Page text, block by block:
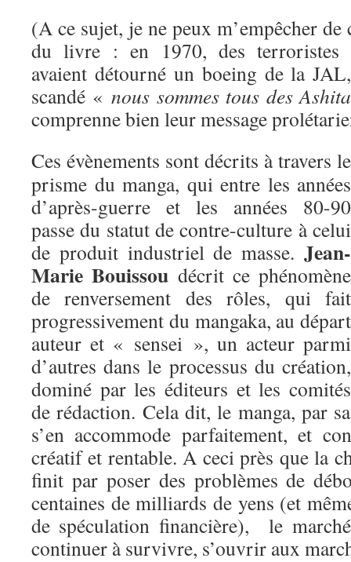
(A ce sujet, je ne peux m’empêcher de
du livre : en 1970, des terroristes
avaient détourné un boeing de la
scandé «nous sommes tous des
comprenne bien leur message
Ces évènements sont décrits à travers le
prisme du manga, qui entre les années
d’après-guerre et les années 80-90
passe du statut de contre-culture à celui
de produit industriel de masse. Jean-
Marie Bouissou décrit ce phénomène
de renversement des rôles, qui fait
progressivement du mangaka, au départ
auteur et « sensei », un acteur parmi
d’autres dans le processus du création,
dominé par les éditeurs et les comités
de rédaction. Cela dit, le manga, par
s’en accommode parfaitement, et
créatif et rentable. A ceci près que la
finit par poser des problèmes de
centaines de milliards de yens (et
de spéculation financière), le
continuer à survivre, s’ouvrir aux